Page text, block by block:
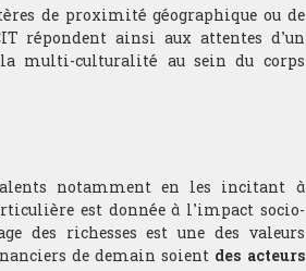
de proximité géographique ou de
répondent ainsi aux attentes d’un
multi-culturalité au sein du corps
notamment en les incitant à
est donnée à l’impact socio-
des richesses est une des valeurs
de demain soient des acteurs